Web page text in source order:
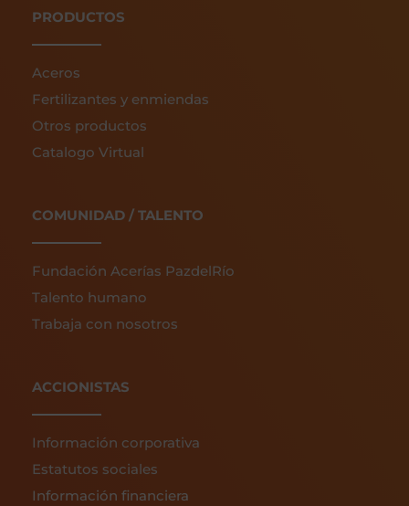
PRODUCTOS
Aceros
Fertilizantes y enmiendas
Otros productos
Catalogo Virtual
COMUNIDAD / TALENTO
Fundación Acerías PazdelRío
Talento humano
Trabaja con nosotros
ACCIONISTAS
Información corporativa
Estatutos sociales
Información financiera